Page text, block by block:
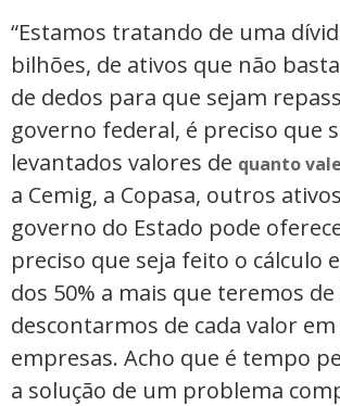
“Estamos tratando de uma
bilhões, de ativos que não
de dedos para que sejam
governo federal, é preciso que
levantados valores de quanto
a Cemig, a Copasa, outros
governo do Estado pode
preciso que seja feito o cálculo
dos 50% a mais que teremos
descontarmos de cada valor em
empresas. Acho que é tempo
a solução de um problema